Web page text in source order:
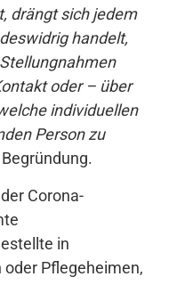
drängt sich jedem
handelt,
oder – über
individuellen
Person zu
Corona-
in
Pflegeheimen,